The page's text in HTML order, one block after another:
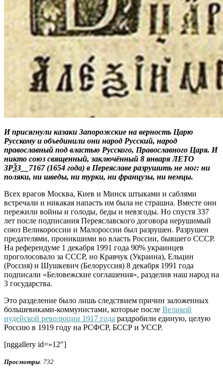
И присягнули казаки Запорожские на верность Царю
Русскому и объединили они народ Русский, народ
православный под властью Русского, Православного Царя. И
никто союз священный, заключённый 8 января ЛЕТО
ЗРѮЗ__7167 (1654 года) в Переяславе разрушить не мог: ни
поляки, ни шведы, ни турки, ни французы, ни немцы.
Всех врагов Москва, Киев и Минск штыками и саблями
встречали и никакая напасть им была не страшна. Вместе они
пережили войны и голоды, беды и невзгоды. Но спустя 337
лет после подписания Переяславского договора нерушимый
союз Великороссии и Малороссии был разрушен. Разрушен
предателями, проникшими во власть России, бывшего СССР.
На референдуме 1 декабря 1991 года 90% украинцев
проголосовало за СССР, но Кравчук (Украина), Ельцин
(Россия) и Шушкевич (Белоруссия) 8 декабря 1991 года
подписали «Беловежские соглашения», разделив наш народ на
3 государства.
Это разделение было лишь следствием причин заложенных
большевиками-коммунистами, которые после Великой
иудейской революции 1917 года раздробили единую, целую
Россию в 1919 году на РСФСР, БССР и УССР.
[nggallery id=»12″]
Просмотры: 732